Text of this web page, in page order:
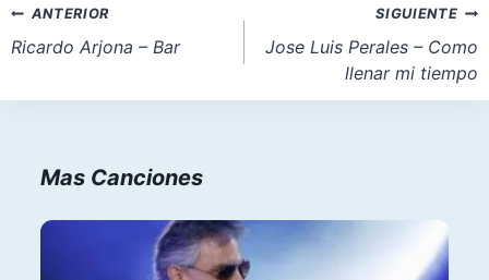
entrada:
Navegación
de
ANTERIOR
Ricardo Arjona – Bar
SIGUIENTE
Jose Luis Perales – Como
llenar mi tiempo
Mas Canciones